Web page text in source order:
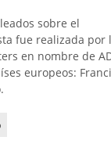
sobre el
fue realizada por
en nombre de
europeos: